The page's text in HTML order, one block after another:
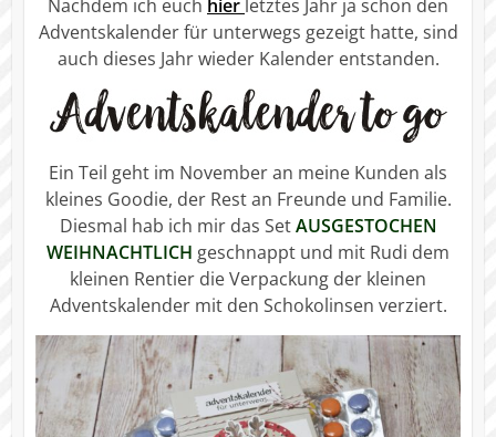
Nachdem ich euch hier letztes Jahr ja schon den
Adventskalender für unterwegs gezeigt hatte, sind
auch dieses Jahr wieder Kalender entstanden.
Ein Teil geht im November an meine Kunden als
kleines Goodie, der Rest an Freunde und Familie.
Diesmal hab ich mir das SetAUSGESTOCHEN
WEIHNACHTLICH geschnappt und mit Rudi dem
kleinen Rentier die Verpackung der kleinen
Adventskalender mit den Schokolinsen verziert.